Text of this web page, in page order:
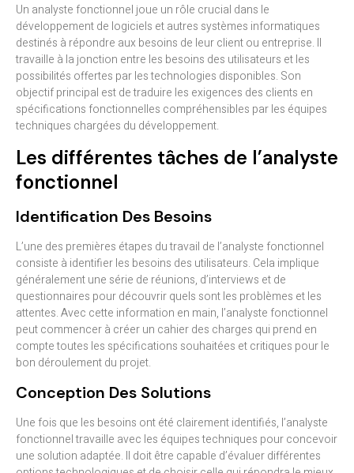
Un analyste fonctionnel joue un rôle crucial dans le
développement de logiciels et autres systèmes informatiques
destinés à répondre aux besoins de leur client ou entreprise. Il
travaille à la jonction entre les besoins des utilisateurs et les
possibilités offertes par les technologies disponibles. Son
objectif principal est de traduire les exigences des clients en
spécifications fonctionnelles compréhensibles par les équipes
techniques chargées du développement.
Les différentes tâches de l’analyste
fonctionnel
Identification Des Besoins
L’une des premières étapes du travail de l’analyste fonctionnel
consiste à identifier les besoins des utilisateurs. Cela implique
généralement une série de réunions, d’interviews et de
questionnaires pour découvrir quels sont les problèmes et les
attentes. Avec cette information en main, l’analyste fonctionnel
peut commencer à créer un cahier des charges qui prend en
compte toutes les spécifications souhaitées et critiques pour le
bon déroulement du projet.
Conception Des Solutions
Une fois que les besoins ont été clairement identifiés, l’analyste
fonctionnel travaille avec les équipes techniques pour concevoir
une solution adaptée. Il doit être capable d’évaluer différentes